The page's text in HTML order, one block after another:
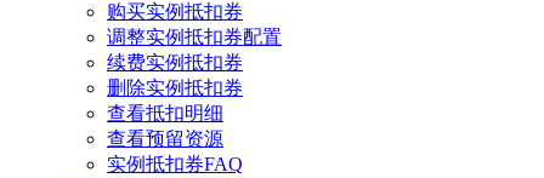
购买实例抵扣券
调整实例抵扣券配置
续费实例抵扣券
删除实例抵扣券
查看抵扣明细
查看预留资源
实例抵扣券FAQ